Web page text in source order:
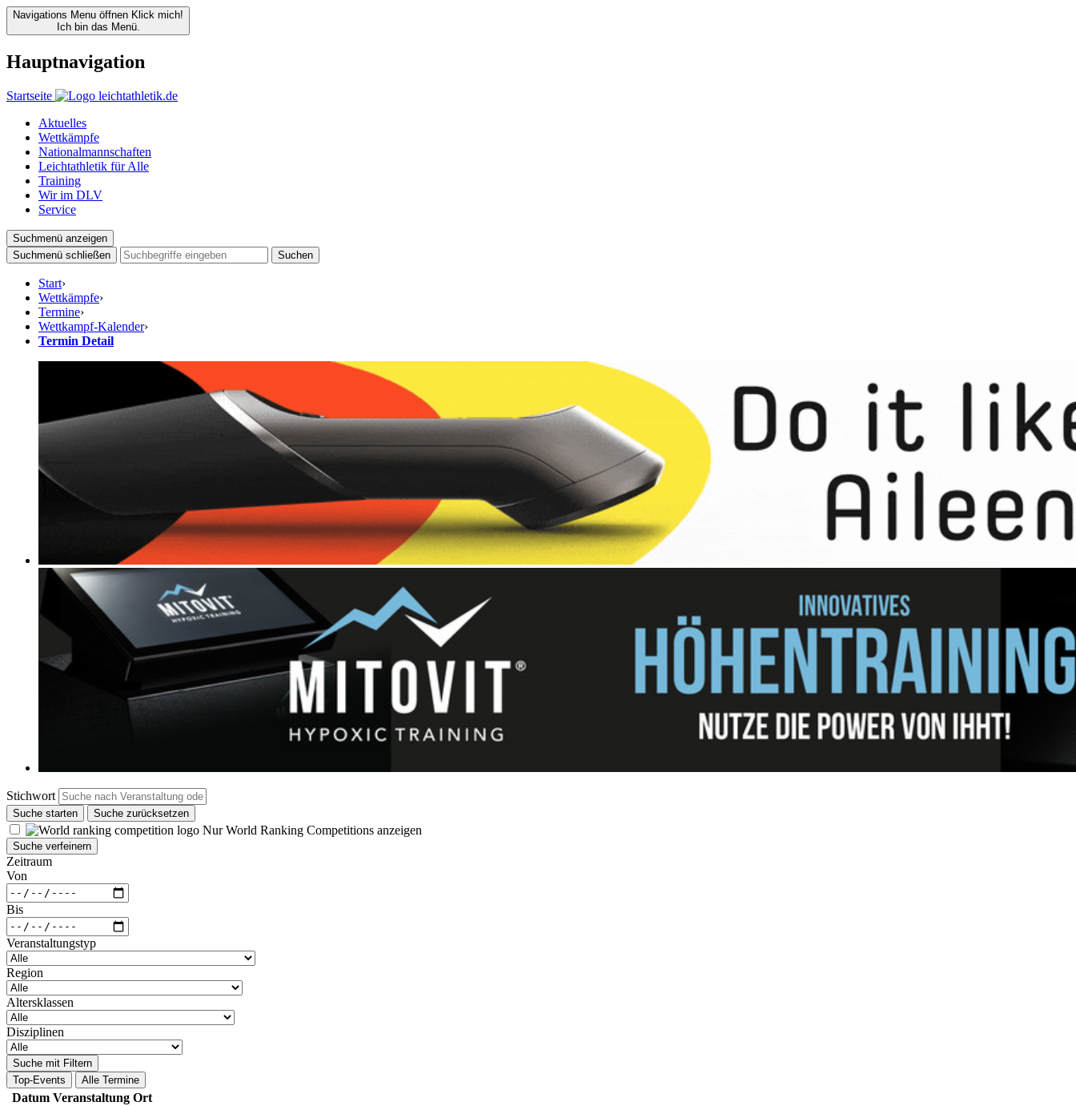
Navigations Menu öffnen Klick mich!
Ich bin das Menü.
Hauptnavigation
Startseite
Aktuelles
Wettkämpfe
Nationalmannschaften
Leichtathletik für Alle
Training
Wir im DLV
Service
Suchmenü anzeigen
Suchmenü schließen
Suchen
Start›
Wettkämpfe›
Termine›
Wettkampf-Kalender›
Termin Detail
Stichwort
Suche starten Suche zurücksetzen
Nur World Ranking Competitions anzeigen
Suche verfeinern
Zeitraum
Von
Bis
Veranstaltungstyp
Region
Altersklassen
Disziplinen
Suche mit Filtern
Top-Events
Alle Termine
Datum Veranstaltung Ort